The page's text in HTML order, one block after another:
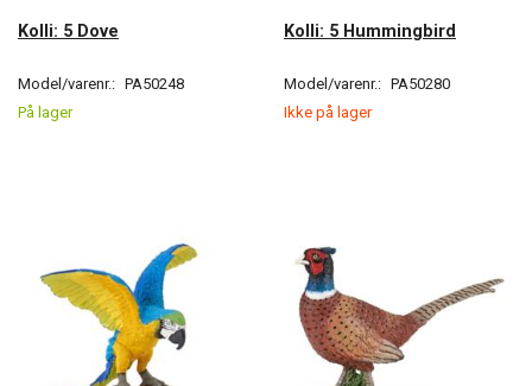
Kolli: 5 Dove
Model/varenr.: PA50248
På lager
Kolli: 5 Hummingbird
Model/varenr.: PA50280
Ikke på lager